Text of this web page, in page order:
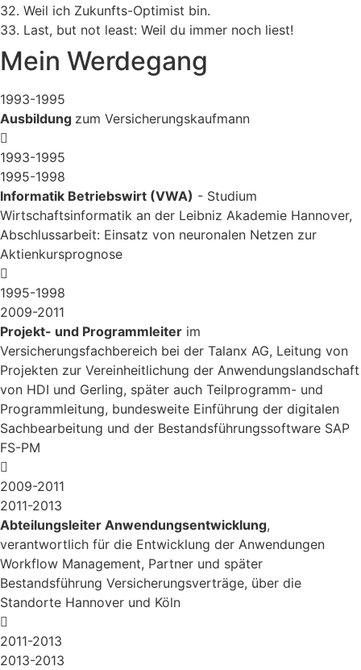
32. Weil ich Zukunfts-Optimist bin.
33. Last, but not least: Weil du immer noch liest!
Mein Werdegang
1993-1995
Ausbildung zum Versicherungskaufmann
1993-1995
1995-1998
Informatik Betriebswirt (VWA) - Studium
Wirtschaftsinformatik an der Leibniz Akademie Hannover,
Abschlussarbeit: Einsatz von neuronalen Netzen zur
Aktienkursprognose
1995-1998
2009-2011
Projekt- und Programmleiter im
Versicherungsfachbereich bei der Talanx AG, Leitung von
Projekten zur Vereinheitlichung der Anwendungslandschaft
von HDI und Gerling, später auch Teilprogramm- und
Programmleitung, bundesweite Einführung der digitalen
Sachbearbeitung und der Bestandsführungssoftware SAP
FS-PM
2009-2011
2011-2013
Abteilungsleiter Anwendungsentwicklung,
verantwortlich für die Entwicklung der Anwendungen
Workflow Management, Partner und später
Bestandsführung Versicherungsverträge, über die
Standorte Hannover und Köln
2011-2013
2013-2013